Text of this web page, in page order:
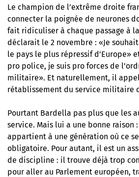
Le champion de l’extrême droite
connecter la poignée de neurones
fait ridiculiser à chaque passage à
déclarait le 2 novembre : «Je
le pays le plus répressif d’Europe»
pro police, je suis pro forces de
militaire». Et naturellement, il
rétablissement du service militaire
Pourtant Bardella pas plus que les
service. Mais lui a une bonne raison
appartient à une génération où ce
obligatoire. Pour autant, il est un
de discipline : il trouve déjà trop
pour aller au Parlement européen,